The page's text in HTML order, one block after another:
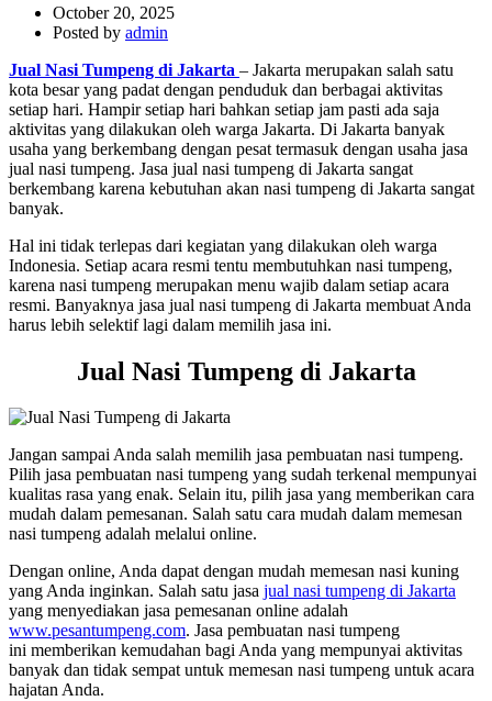
October 20, 2025
Posted by admin
Jual Nasi Tumpeng di Jakarta – Jakarta merupakan salah satu
kota besar yang padat dengan penduduk dan berbagai aktivitas
setiap hari. Hampir setiap hari bahkan setiap jam pasti ada saja
aktivitas yang dilakukan oleh warga Jakarta. Di Jakarta banyak
usaha yang berkembang dengan pesat termasuk dengan usaha jasa
jual nasi tumpeng. Jasa jual nasi tumpeng di Jakarta sangat
berkembang karena kebutuhan akan nasi tumpeng di Jakarta sangat
banyak.
Hal ini tidak terlepas dari kegiatan yang dilakukan oleh warga
Indonesia. Setiap acara resmi tentu membutuhkan nasi tumpeng,
karena nasi tumpeng merupakan menu wajib dalam setiap acara
resmi. Banyaknya jasa jual nasi tumpeng di Jakarta membuat Anda
harus lebih selektif lagi dalam memilih jasa ini.
Jual Nasi Tumpeng di Jakarta
Jangan sampai Anda salah memilih jasa pembuatan nasi tumpeng.
Pilih jasa pembuatan nasi tumpeng yang sudah terkenal mempunyai
kualitas rasa yang enak. Selain itu, pilih jasa yang memberikan cara
mudah dalam pemesanan. Salah satu cara mudah dalam memesan
nasi tumpeng adalah melalui online.
Dengan online, Anda dapat dengan mudah memesan nasi kuning
yang Anda inginkan. Salah satu jasa jual nasi tumpeng di Jakarta
yang menyediakan jasa pemesanan online adalah
www.pesantumpeng.com. Jasa pembuatan nasi tumpeng
ini memberikan kemudahan bagi Anda yang mempunyai aktivitas
banyak dan tidak sempat untuk memesan nasi tumpeng untuk acara
hajatan Anda.